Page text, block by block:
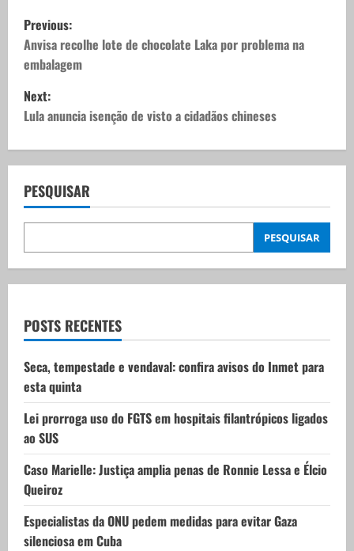
P
o
s
t
n
a
v
i
g
a
t
i
o
n
Previous:
Anvisa recolhe lote de chocolate Laka por problema na
embalagem
Next:
Lula anuncia isenção de visto a cidadãos chineses
PESQUISAR
PESQUISAR
POSTS RECENTES
Seca, tempestade e vendaval: confira avisos do Inmet para
esta quinta
Lei prorroga uso do FGTS em hospitais filantrópicos ligados
ao SUS
Caso Marielle: Justiça amplia penas de Ronnie Lessa e Élcio
Queiroz
Especialistas da ONU pedem medidas para evitar Gaza
silenciosa em Cuba